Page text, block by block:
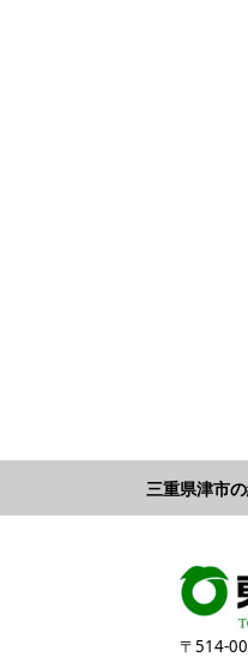
三重県津市
〒514-